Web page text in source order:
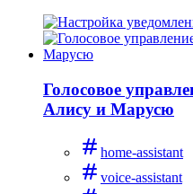
Голосовое
Алису и Марусю
home-assistant
voice-assistant